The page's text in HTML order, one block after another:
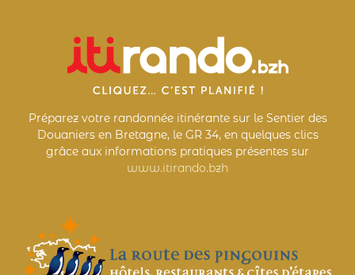
Préparez votre randonnée itinérante sur le Sentier des
Douaniers en Bretagne, le GR 34, en quelques clics
grâce aux informations pratiques présentes sur
www.itirando.bzh